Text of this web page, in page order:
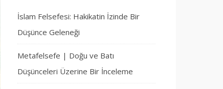
İslam Felsefesi: Hakikatin İzinde Bir
Düşünce Geleneği
Metafelsefe | Doğu ve Batı
Düşünceleri Üzerine Bir İnceleme